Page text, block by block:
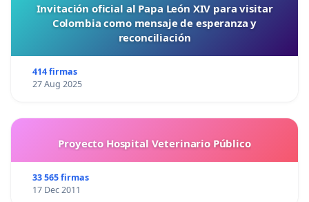
Invitación oficial al Papa León XIV para visitar
Colombia como mensaje de esperanza y
reconciliación
414 firmas
27 Aug 2025
Proyecto Hospital Veterinario Público
33 565 firmas
17 Dec 2011